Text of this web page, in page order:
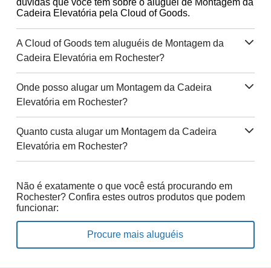
dúvidas que você tem sobre o aluguel de Montagem da
Cadeira Elevatória pela Cloud of Goods.
A Cloud of Goods tem aluguéis de Montagem da
Cadeira Elevatória em Rochester?
Onde posso alugar um Montagem da Cadeira
Elevatória em Rochester?
Quanto custa alugar um Montagem da Cadeira
Elevatória em Rochester?
Não é exatamente o que você está procurando em
Rochester? Confira estes outros produtos que podem
funcionar:
Procure mais aluguéis